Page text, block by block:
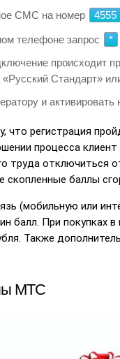
СМС на номер 4555
телефоне запрос *
происходит
Стандарт»
и активировать
что регистрация
процесса
труда отключиться
скопленные баллы
(мобильную или
балл. При покупках
Также
МТС